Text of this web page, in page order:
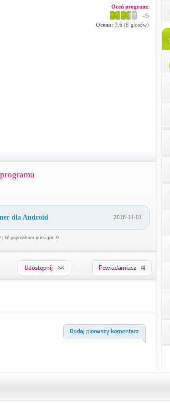
Oceń program:
-/5
Ocena: 3.6 (8 głosów)
dla Android 2018-11-01
W poprzednim miesiącu: 0